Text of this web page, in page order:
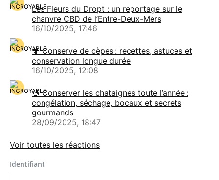
Les Fleurs du Dropt : un reportage sur le
chanvre CBD de l’Entre-Deux-Mers
16/10/2025, 17:46
🍄 Conserve de cèpes : recettes, astuces et
conservation longue durée
16/10/2025, 12:08
🌰 Conserver les chataignes toute l’année :
congélation, séchage, bocaux et secrets
gourmands
28/09/2025, 18:47
Voir toutes les réactions
Identifiant